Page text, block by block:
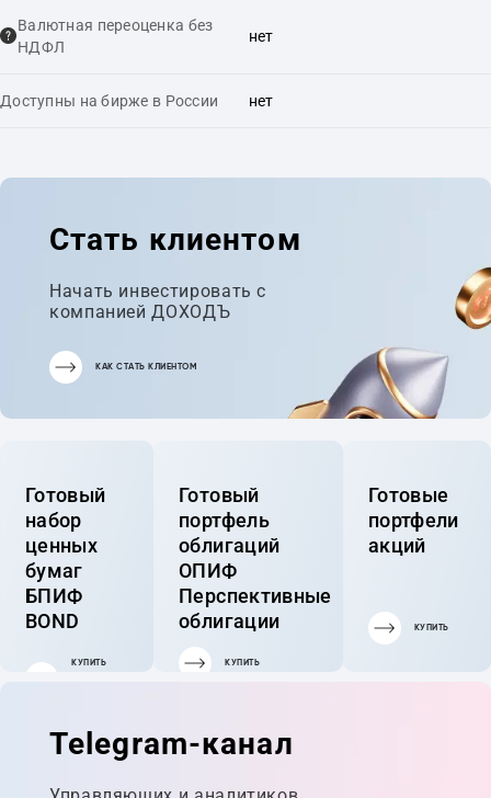
Валютная переоценка без
НДФЛ
нет
Доступны на бирже в России нет
Стать клиентом
Начать инвестировать с
компанией ДОХОДЪ
КАК СТАТЬ КЛИЕНТОМ
Готовый
набор
ценных
бумаг
БПИФ
BOND
КУПИТЬ
Готовый
портфель
облигаций
ОПИФ
Перспективные
облигации
КУПИТЬ
Готовые
портфели
акций
КУПИТЬ
Telegram-канал